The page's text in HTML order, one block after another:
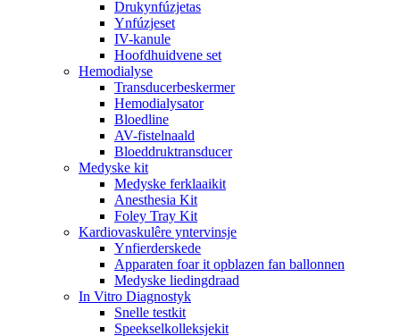
Drukynfúzjetas
Ynfúzjeset
IV-kanule
Hoofdhuidvene set
Hemodialyse
Transducerbeskermer
Hemodialysator
Bloedline
AV-fistelnaald
Bloeddruktransducer
Medyske kit
Medyske ferklaaikit
Anesthesia Kit
Foley Tray Kit
Kardiovaskulêre yntervinsje
Ynfierderskede
Apparaten foar it opblazen fan ballonnen
Medyske liedingdraad
In Vitro Diagnostyk
Snelle testkit
Speekselkolleksjekit